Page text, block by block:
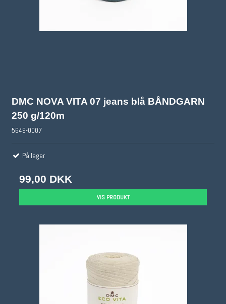
DMC NOVA VITA 07 jeans blå BÅNDGARN
250 g/120m
5649-0007
På lager
99,00 DKK
VIS PRODUKT